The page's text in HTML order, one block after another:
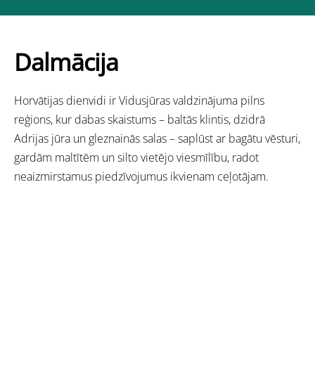
Dalmācija
Horvātijas dienvidi ir Vidusjūras valdzinājuma pilns
reģions, kur dabas skaistums – baltās klintis, dzidrā
Adrijas jūra un gleznainās salas – saplūst ar bagātu vēsturi,
gardām maltītēm un silto vietējo viesmīlību, radot
neaizmirstamus piedzīvojumus ikvienam ceļotājam.